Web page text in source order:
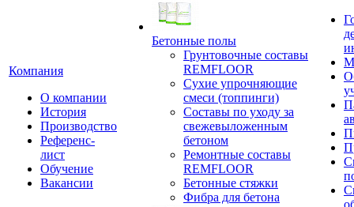
Компания
О компании
История
Производство
Референс-
лист
Обучение
Вакансии
Бетонные полы
Грунтовочные составы
REMFLOOR
Сухие упрочняющие
смеси (топпинги)
Составы по уходу за
свежевыложенным
бетоном
Ремонтные составы
REMFLOOR
Бетонные стяжки
Фибра для бетона